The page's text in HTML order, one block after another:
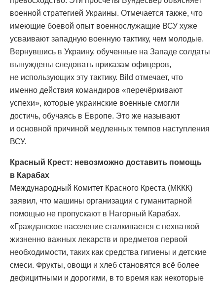
военной стратегией Украины. Отмечается также, что
имеющие боевой опыт военнослужащие ВСУ хуже
усваивают западную военную тактику, чем молодые.
Вернувшись в Украину, обученные на Западе солдаты
вынуждены следовать приказам офицеров,
не использующих эту тактику. Bild отмечает, что
именно действия командиров «перечёркивают
успехи», которые украинские военные смогли
достичь, обучаясь в Европе. Это же называют
и основной причиной медленных темпов наступления
ВСУ.
Красный Крест: невозможно доставить помощь
в Карабах
Международный Комитет Красного Креста (МККК)
заявил, что машины организации с гуманитарной
помощью не пропускают в Нагорный Карабах.
«Гражданское население сталкивается с нехваткой
жизненно важных лекарств и предметов первой
необходимости, таких как средства гигиены и детские
смеси. Фрукты, овощи и хлеб становятся всё более
дефицитными и дорогими, в то время как некоторые